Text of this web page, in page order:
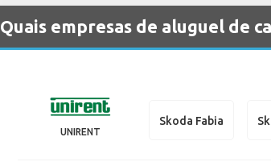
Quais empresas de aluguel de
UNIRENT
Skoda Fabia